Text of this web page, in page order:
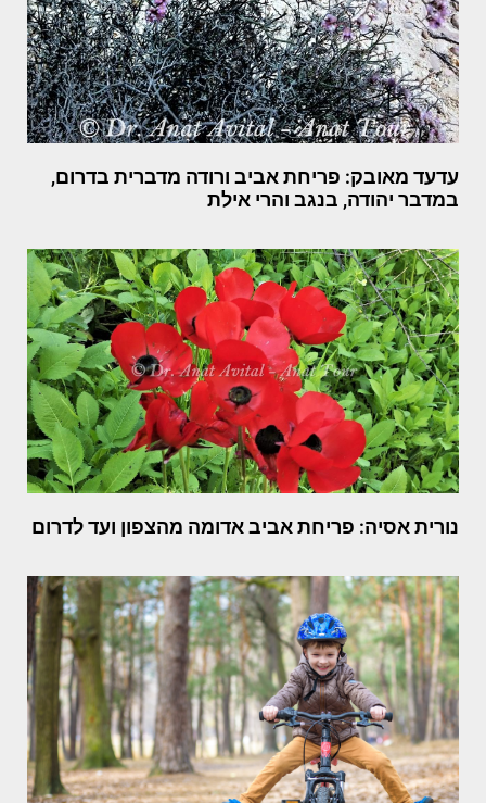
עדעד מאובק: פריחת אביב ורודה מדברית בדרום,
במדבר יהודה, בנגב והרי אילת
נורית אסיה: פריחת אביב אדומה מהצפון ועד לדרום